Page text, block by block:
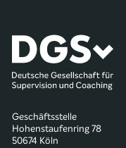
Geschäftsstelle
Hohenstaufenring 78
50674 Köln